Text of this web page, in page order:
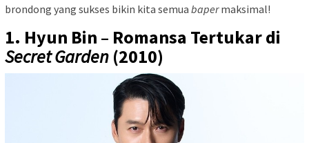
brondong yang sukses bikin kita semua bapermaksimal!
1. Hyun Bin – Romansa Tertukar di
Secret Garden (2010)